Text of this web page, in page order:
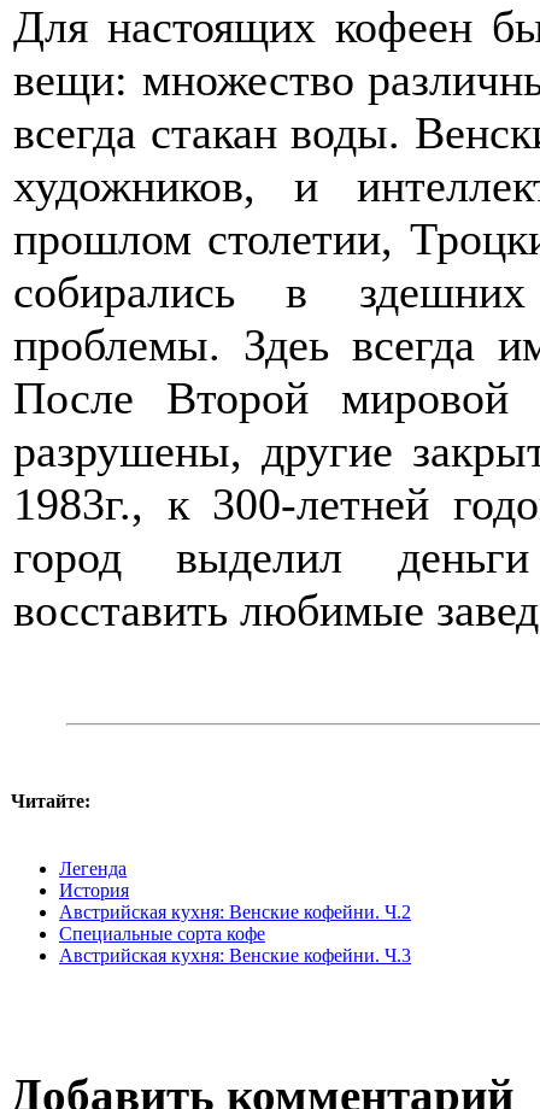
Для настоящих кофеен
вещи: множество
всегда стакан воды.
художников, и
прошлом столетии,
собирались в
проблемы. Здеь всегда
После Второй
разрушены, другие
1983г., к 300-летней
город выделил
восставить любимые
Читайте:
Легенда
История
Австрийская кухня: Венские кофейни. Ч.2
Специальные сорта кофе
Австрийская кухня: Венские кофейни. Ч.3
Добавить комментарий